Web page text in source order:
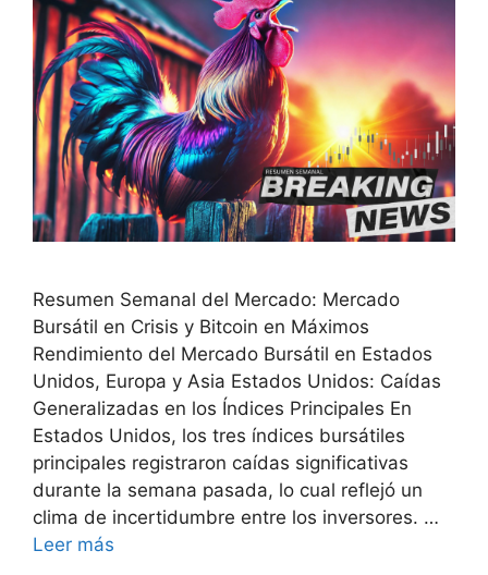
Resumen Semanal del Mercado: Mercado
Bursátil en Crisis y Bitcoin en Máximos
Rendimiento del Mercado Bursátil en Estados
Unidos, Europa y Asia Estados Unidos: Caídas
Generalizadas en los Índices Principales En
Estados Unidos, los tres índices bursátiles
principales registraron caídas significativas
durante la semana pasada, lo cual reflejó un
clima de incertidumbre entre los inversores. …
Leer más